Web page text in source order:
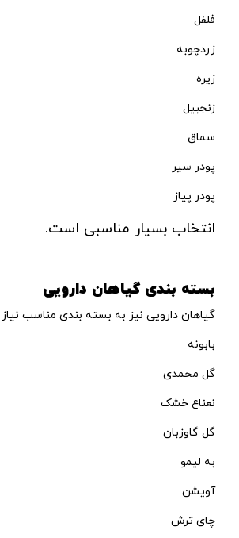
فلفل
زردچوبه
زیره
زنجبیل
سماق
پودر سیر
پودر پیاز
انتخاب بسیار مناسبی است.
بسته بندی گیاهان دارویی
گیاهان دارویی نیز به بسته بندی مناسب نیاز
بابونه
گل محمدی
نعناع خشک
گل گاوزبان
به لیمو
آویشن
چای ترش